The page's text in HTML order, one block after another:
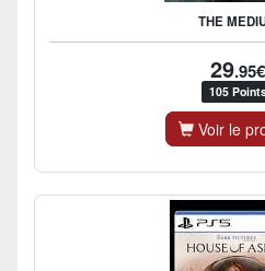
THE
29.95€
105
Voir le